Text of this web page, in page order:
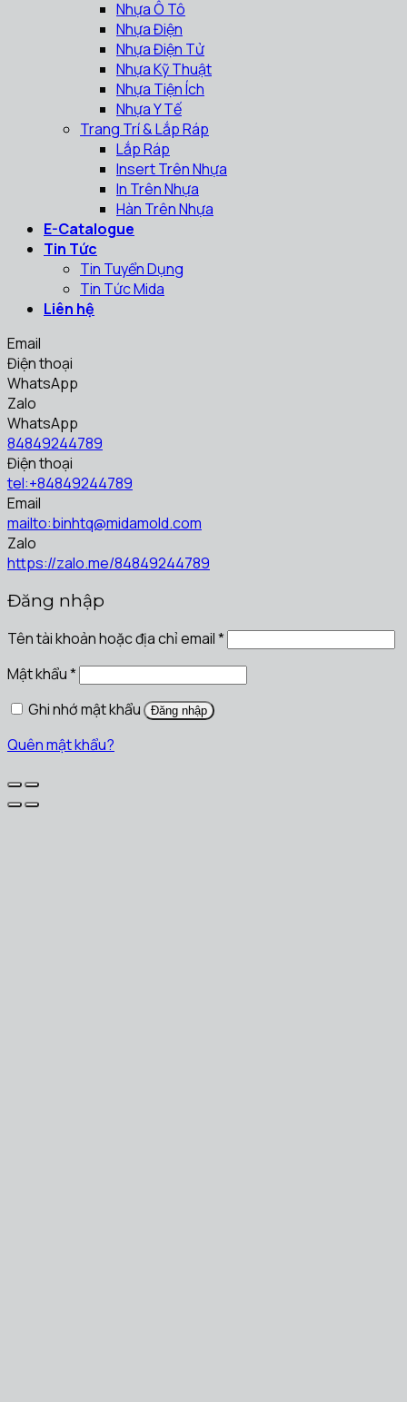
Nhựa Ô Tô
Nhựa Điện
Nhựa Điện Tử
Nhựa Kỹ Thuật
Nhựa Tiện Ích
Nhựa Y Tế
Trang Trí & Lắp Ráp
Lắp Ráp
Insert Trên Nhựa
In Trên Nhựa
Hàn Trên Nhựa
E-Catalogue
Tin Tức
Tin Tuyển Dụng
Tin Tức Mida
Liên hệ
Email
Điện thoại
WhatsApp
Zalo
WhatsApp
84849244789
Điện thoại
tel:+84849244789
Email
mailto:binhtq@midamold.com
Zalo
https://zalo.me/84849244789
Đăng nhập
Tên tài khoản hoặc địa chỉ email*
Mật khẩu*
Ghi nhớ mật khẩu
Đăng nhập
Quên mật khẩu?